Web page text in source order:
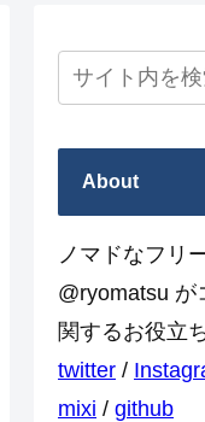
About
ノマドなフリ
@ryomatsu が
関するお役立
twitter /
mixi / github